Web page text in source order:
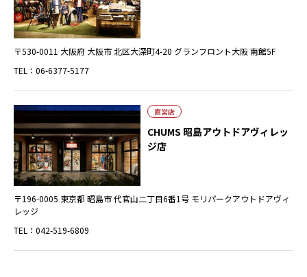
〒530-0011 大阪府 大阪市 北区大深町4-20 グランフロント大阪 南館5F
TEL：06-6377-5177
直営店
CHUMS 昭島アウトドアヴィレッ
ジ店
〒196-0005 東京都 昭島市 代官山二丁目6番1号 モリパークアウトドアヴィ
レッジ
TEL：042-519-6809